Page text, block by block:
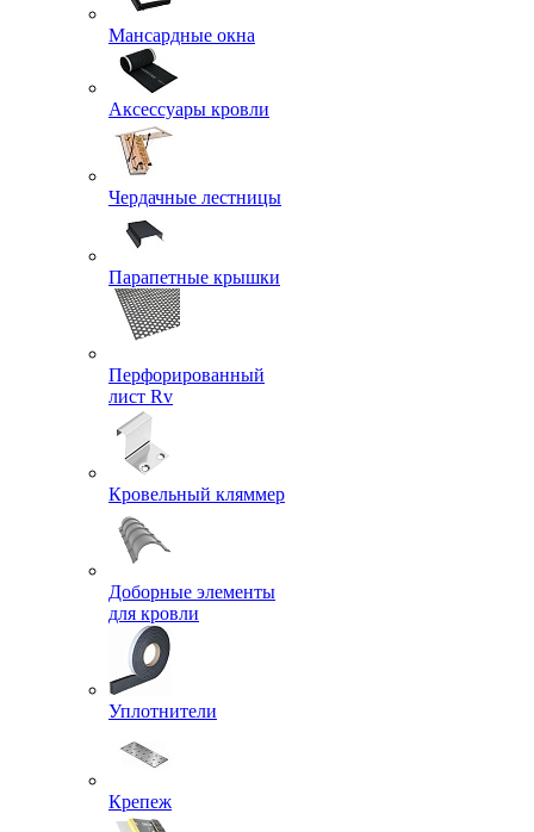
Мансардные окна
Аксессуары кровли
Чердачные лестницы
Парапетные крышки
Перфорированный
лист Rv
Кровельный кляммер
Доборные элементы
для кровли
Уплотнители
Крепеж